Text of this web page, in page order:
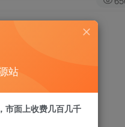
站
市面上收费几百几千